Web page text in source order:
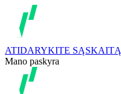
ATIDARYKITE SĄSKAITĄ
Mano paskyra